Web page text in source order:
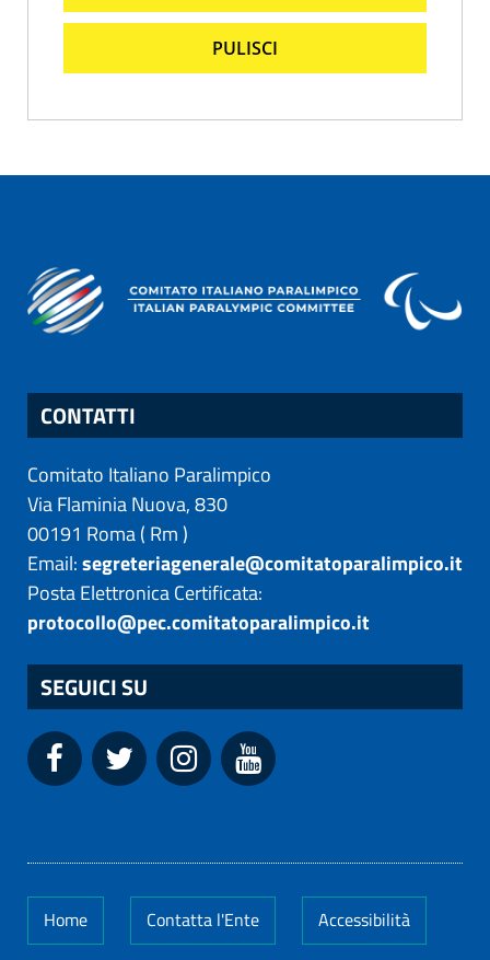
PULISCI
CONTATTI
Comitato Italiano Paralimpico
Via Flaminia Nuova, 830
00191 Roma( Rm)
Email:segreteriagenerale@comitatoparalimpico.it
Posta Elettronica Certificata:
protocollo@pec.comitatoparalimpico.it
SEGUICI SU
Home Contatta l'Ente Accessibilità